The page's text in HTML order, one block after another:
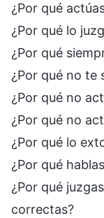
¿Por qué
¿Por qué lo
¿Por qué
¿Por qué no te
¿Por qué no
¿Por qué no
¿Por qué lo
¿Por qué
¿Por qué
correctas?